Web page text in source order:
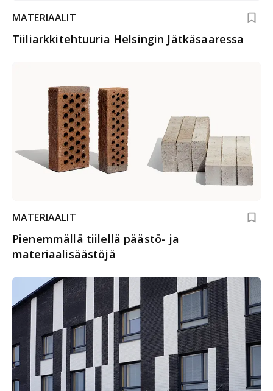
MATERIAALIT
Tiiliarkkitehtuuria Helsingin Jätkäsaaressa
MATERIAALIT
Pienemmällä tiilellä päästö- ja
materiaalisäästöjä